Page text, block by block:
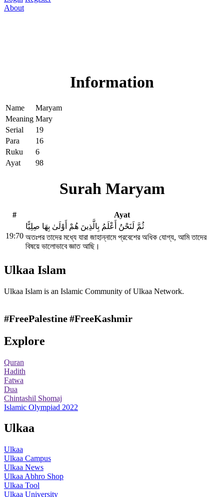
About
Information
Name
Maryam
Meaning Mary
Serial
19
Para
16
Ruku
6
Ayat
98
Surah Maryam
# Ayat
19:70
ثُمَّ لَنَحْنُ أَعْلَمُ بِالَّذِينَ هُمْ أَوْلَىٰ بِهَا صِلِيًّا
অতঃপর তাদের মধ্যে যারা জাহান্নামে প্রবেশের অধিক যোগ্য, আমি তাদের
বিষয়ে ভালোভাবে জ্ঞাত আছি।
Ulkaa Islam
Ulkaa Islam is an Islamic Community of Ulkaa Network.
#FreePalestine#FreeKashmir
Explore
Quran
Hadith
Fatwa
Dua
Chintashil Shomaj
Islamic Olympiad 2022
Ulkaa
Ulkaa
Ulkaa Campus
Ulkaa News
Ulkaa Abhro Shop
Ulkaa Tool
Ulkaa University